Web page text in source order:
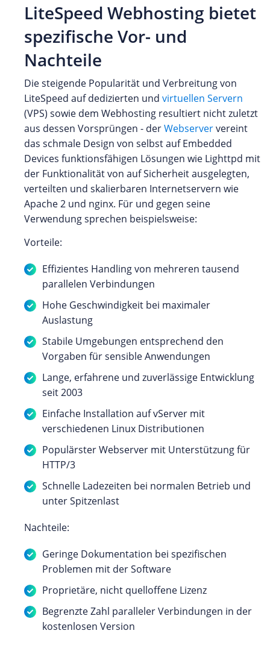
LiteSpeed Webhosting bietet
spezifische Vor- und
Nachteile
Die steigende Popularität und Verbreitung von
LiteSpeed auf dedizierten und virtuellen Servern
(VPS) sowie dem Webhosting resultiert nicht zuletzt
aus dessen Vorsprüngen - derWebserververeint
das schmale Design von selbst auf Embedded
Devices funktionsfähigen Lösungen wie Lighttpd mit
der Funktionalität von auf Sicherheit ausgelegten,
verteilten und skalierbaren Internetservern wie
Apache 2 und nginx. Für und gegen seine
Verwendung sprechen beispielsweise:
Vorteile:
Effizientes Handling von mehreren tausend
parallelen Verbindungen
Hohe Geschwindigkeit bei maximaler
Auslastung
Stabile Umgebungen entsprechend den
Vorgaben für sensible Anwendungen
Lange, erfahrene und zuverlässige Entwicklung
seit 2003
Einfache Installation auf vServer mit
verschiedenen Linux Distributionen
Populärster Webserver mit Unterstützung für
HTTP/3
Schnelle Ladezeiten bei normalen Betrieb und
unter Spitzenlast
Nachteile:
Geringe Dokumentation bei spezifischen
Problemen mit der Software
Proprietäre, nicht quelloffene Lizenz
Begrenzte Zahl paralleler Verbindungen in der
kostenlosen Version